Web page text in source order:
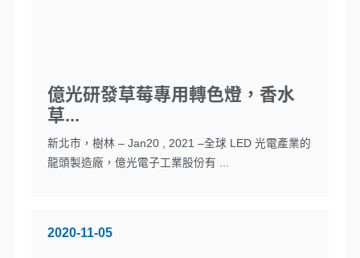
億光研發草莓專用轉色燈，香水
草...
新北市，樹林 – Jan20 , 2021 –全球 LED 光電產業的
龍頭製造廠，億光電子工業股份有 ...
2020-11-05